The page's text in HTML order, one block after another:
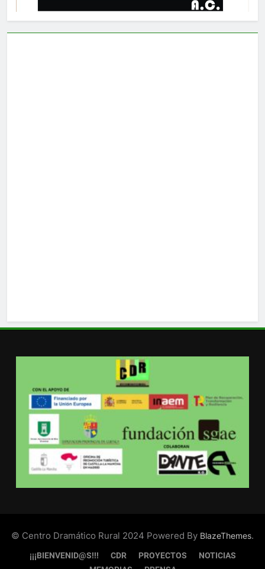
© Centro Dramático Rural 2024 Powered By BlazeThemes.
¡¡¡BIENVENID@S!!! CDR PROYECTOS
NOTICIAS